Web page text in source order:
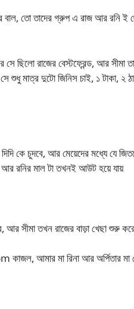
তো তাদের গ্রুপ এ রাজ আর রনি ই
ছিলো রাজের বেস্টফ্রেন্ড, আর সীমা
শুধু মাত্র দুটো জিনিস চাই, ১ টাকা, ২
কে চুদবে, আর মেয়েদের মধ্যে যে
আর রনির মাল টা তখনই আউট হয়ে যায়
আর সীমা তখন রাজের বাড়া খেছা শুরু
কাজল, আমার মা রিনা আর অর্পিতার